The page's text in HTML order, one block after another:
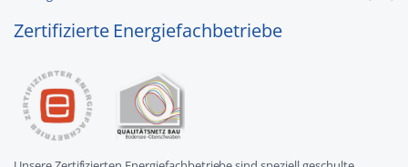
Zertifizierte Energiefachbetriebe